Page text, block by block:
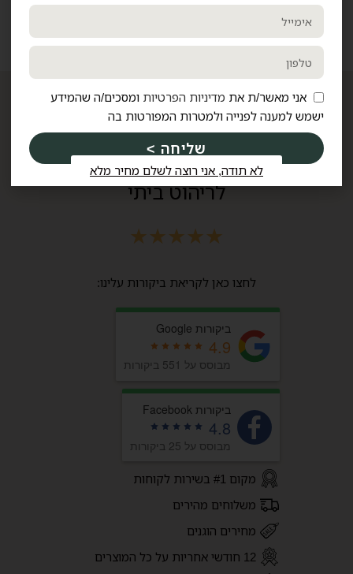
★
★
★
★
★
החנות האיכותית והמשתלמת ביותר
לריהוט ביתי
★
★
★
★
★
לחצו כאן לקריאת ביקורות עלינו:
ביקורות Google
4.9
מבוסס על 551 ביקורות
ביקורות Facebook
4.8
מבוסס על 25 ביקורות
מקום #1 בשירות לקוחות
משלוחים מהירים
מחירים הוגנים
12 חודשי אחריות על כל המוצרים
אני מאשר/ת את מדיניות הפרטיות ומסכים/ה שהמידע
ישמש למענה לפנייה ולמטרות המפורטות בה
שליחה >
לא תודה, אני רוצה לשלם מחיר מלא